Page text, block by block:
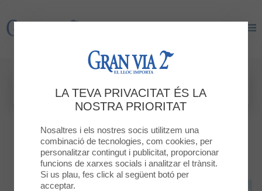
Gran Via 2
LA TEVA PRIVACITAT ÉS LA
NOSTRA PRIORITAT
Nosaltres i els nostres socis utilitzem una
combinació de tecnologies, com cookies, per
personalitzar contingut i publicitat, proporcionar
funcions de xarxes socials i analitzar el trànsit.
Si us plau, fes click al següent botó per
acceptar.